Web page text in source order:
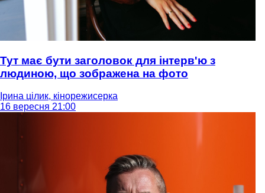
Тут має бути заголовок для інтерв'ю з
людиною, що зображена на фото
Ірина цілик, кінорежисерка
16 вересня 21:00